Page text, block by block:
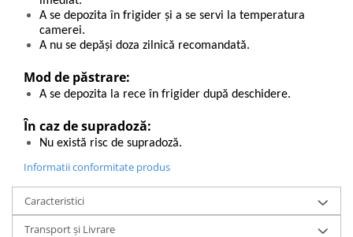
A se depozita în frigider şi a se servi la temperatura
camerei.
A nu se depăși doza zilnică recomandată.
Mod de păstrare:
A se depozita la rece în frigider după deschidere.
În caz de supradoză:
Nu există risc de supradoză.
Informatii conformitate produs
Caracteristici
Transport și Livrare